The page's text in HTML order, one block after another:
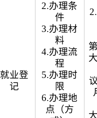
就业登
记
2.办理条
件
3.办理材
料
4.办理流
程
5.办理时
限
6.办理地
点（方